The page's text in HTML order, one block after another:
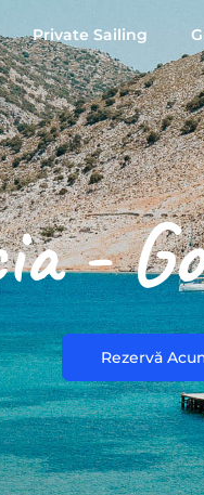
Private Sailing
-
Rezervă